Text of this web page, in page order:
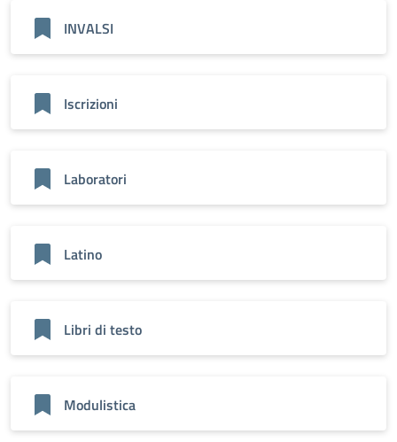
INVALSI
Iscrizioni
Laboratori
Latino
Libri di testo
Modulistica